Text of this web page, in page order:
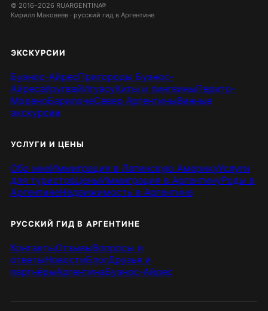
© 2016–2026 RUARGENTINA®
Кирилл Маковеев · русский гид в Аргентине
ЭКСКУРСИИ
Буэнос-АйресПригороды Буэнос-
АйресаУругвайИгуасуКиты и пингвиныПерито-
МореноБарилочеСевер АргентиныВинные
экскурсии
УСЛУГИ И ЦЕНЫ
Обо мнеИммиграция в Латинскую АмерикуУслуги
для туристовЦеныИммиграция в АргентинуРоды в
АргентинеНедвижимость в Аргентине
РУССКИЙ ГИД В АРГЕНТИНЕ
КонтактыОтзывыВопросы и
ответыНовостиБлогДрузья и
партнёрыАргентинаБуэнос-Айрес